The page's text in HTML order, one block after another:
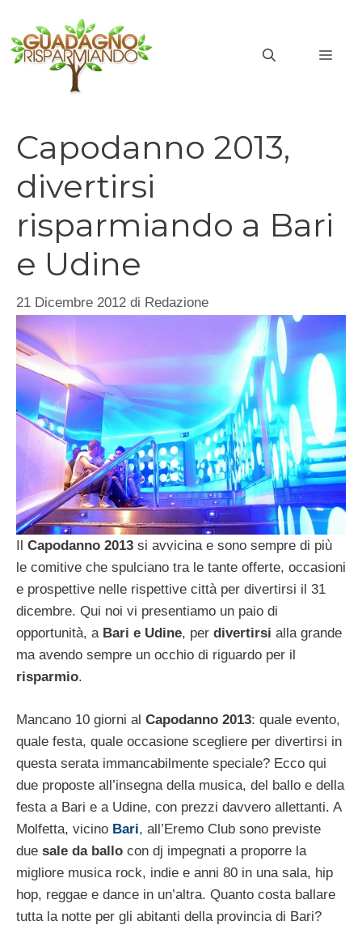
contenuto
Capodanno 2013,
divertirsi
risparmiando a Bari
e Udine
21 Dicembre 2012 di Redazione
Capodanno 2013 si avvicina e sono sempre di più
le comitive che spulciano tra le tante offerte, occasioni
e prospettive nelle rispettive città per divertirsi il 31
dicembre. Qui noi vi presentiamo un paio di
opportunità, aBari e Udine, per divertirsi alla grande
ma avendo sempre un occhio di riguardo per il
risparmio.
Mancano 10 giorni al Capodanno 2013: quale evento,
quale festa, quale occasione scegliere per divertirsi in
questa serata immancabilmente speciale? Ecco qui
due proposte all’insegna della musica, del ballo e della
festa a Bari e a Udine, con prezzi davvero allettanti. A
Molfetta, vicino Bari, all’Eremo Club sono previste
due sale da ballo con dj impegnati a proporre la
migliore musica rock, indie e anni 80 in una sala, hip
hop, reggae e dance in un’altra. Quanto costa ballare
tutta la notte per gli abitanti della provincia di Bari?